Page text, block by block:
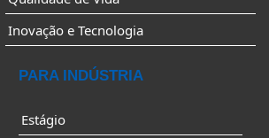
Inovação e Tecnologia
PARA INDÚSTRIA
Estágio